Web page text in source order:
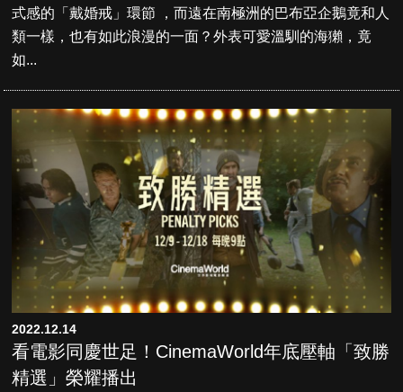
式感的「戴婚戒」環節 ，而遠在南極洲的巴布亞企鵝竟和人
類一樣，也有如此浪漫的一面？外表可愛溫馴的海獺，竟
如...
2022.12.14
看電影同慶世足！CinemaWorld年底壓軸「致勝
精選」榮耀播出